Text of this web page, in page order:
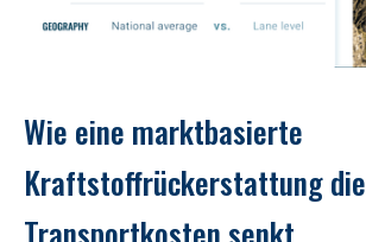
Wie eine marktbasierte
Kraftstoffrückerstattung die